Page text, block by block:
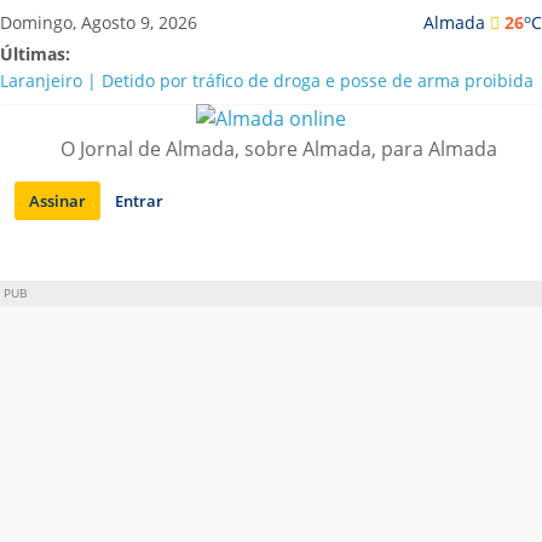
Saltar
para
conteúdo
Almada 26oC
Domingo, Agosto 9, 2026
Últimas:
Laranjeiro | Detido por tráfico de droga e posse de arma proibida
A “crise” da água em Almada: ilações e ensinamentos necessários
Costa da Caparica | Polícia Marítima e ASAE detectam
irregularidades em habitações e restaurantes
APA diz que falta de água em Almada “foi um problema de má
O Jornal de Almada, sobre Almada, para Almada
Assinar Entrar
PUB